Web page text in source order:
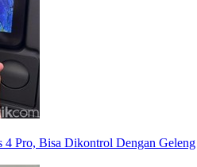
4 Pro, Bisa Dikontrol Dengan Geleng